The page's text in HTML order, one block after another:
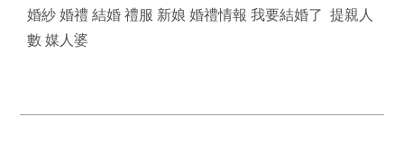
婚紗 婚禮 結婚 禮服 新娘 婚禮情報 我要結婚了 提親人
數 媒人婆